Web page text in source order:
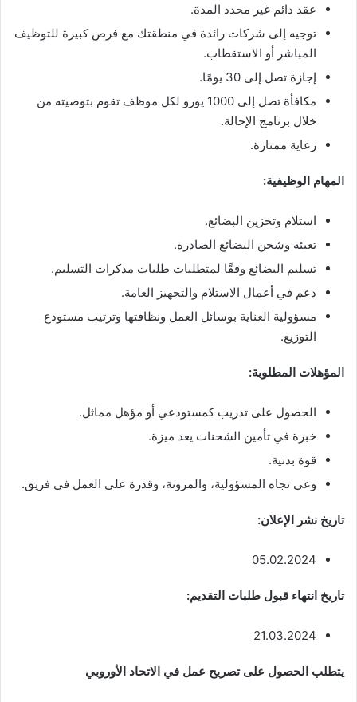
عقد دائم غير محدد المدة.
توجيه إلى شركات رائدة في منطقتك مع فرص كبيرة للتوظيف
المباشر أو الاستقطاب.
إجازة تصل إلى 30 يومًا.
مكافأة تصل إلى 1000 يورو لكل موظف تقوم بتوصيته من
خلال برنامج الإحالة.
رعاية ممتازة.
المهام الوظيفية:
استلام وتخزين البضائع.
تعبئة وشحن البضائع الصادرة.
تسليم البضائع وفقًا لمتطلبات طلبات مذكرات التسليم.
دعم في أعمال الاستلام والتجهيز العامة.
مسؤولية العناية بوسائل العمل ونظافتها وترتيب مستودع
التوزيع.
المؤهلات المطلوبة:
الحصول على تدريب كمستودعي أو مؤهل مماثل.
خبرة في تأمين الشحنات يعد ميزة.
قوة بدنية.
وعي تجاه المسؤولية، والمرونة، وقدرة على العمل في فريق.
تاريخ نشر الإعلان:
05.02.2024
تاريخ انتهاء قبول طلبات التقديم:
21.03.2024
يتطلب الحصول على تصريح عمل في الاتحاد الأوروبي